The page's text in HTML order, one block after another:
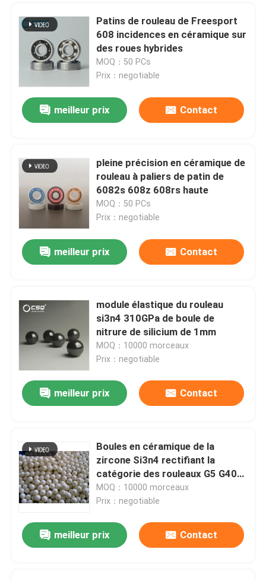
Patins de rouleau de Freesport
608 incidences en céramique sur
des roues hybrides
MOQ：50 PCs
Prix：negotiable
meilleur prix Contact
pleine précision en céramique de
rouleau à paliers de patin de
6082s 608z 608rs haute
MOQ：50 PCs
Prix：negotiable
meilleur prix Contact
module élastique du rouleau
si3n4 310GPa de boule de
nitrure de silicium de 1mm
MOQ：10000 morceaux
Prix：negotiable
meilleur prix Contact
Boules en céramique de la
zircone Si3n4 rectifiant la
catégorie des rouleaux G5 G40
de médias
MOQ：10000 morceaux
Prix：negotiable
meilleur prix Contact